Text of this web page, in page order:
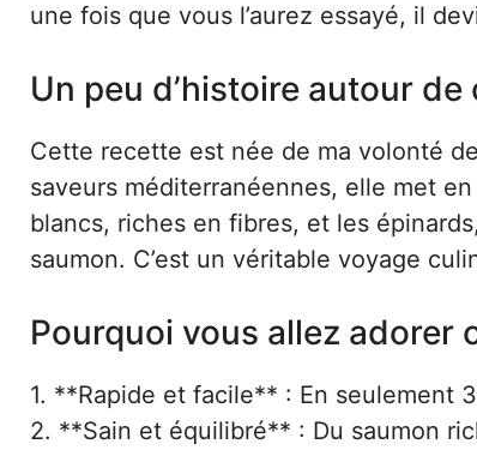
une fois que vous l’aurez essayé, il
Un peu d’histoire autour
Cette recette est née de ma volonté
saveurs méditerranéennes, elle met
blancs, riches en fibres, et les
saumon. C’est un véritable voyage
Pourquoi vous allez adorer
1. **Rapide et facile** : En seulement
2. **Sain et équilibré** : Du saumon